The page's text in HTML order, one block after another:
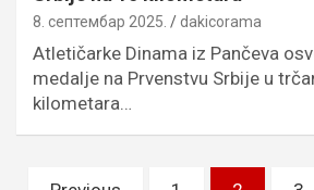
8. септембар 2025. dakicorama
Atletičarke Dinama iz Pančeva
medalje na Prvenstvu Srbije u
kilometara…
Пагинација